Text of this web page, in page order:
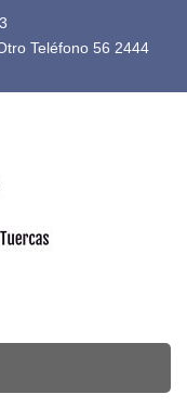
Teléfono 56 2444